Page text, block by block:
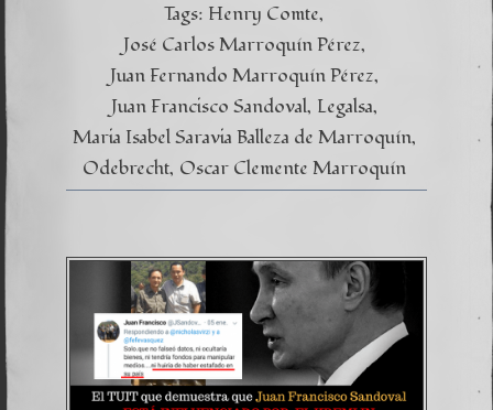
Tags: Henry Comte
José Carlos Marroquín Pérez
Juan Fernando Marroquín Pérez
Juan Francisco Sandoval Legalsa
Maria Isabel Saravia Balleza de Marroquín
Odebrecht Oscar Clemente Marroquín